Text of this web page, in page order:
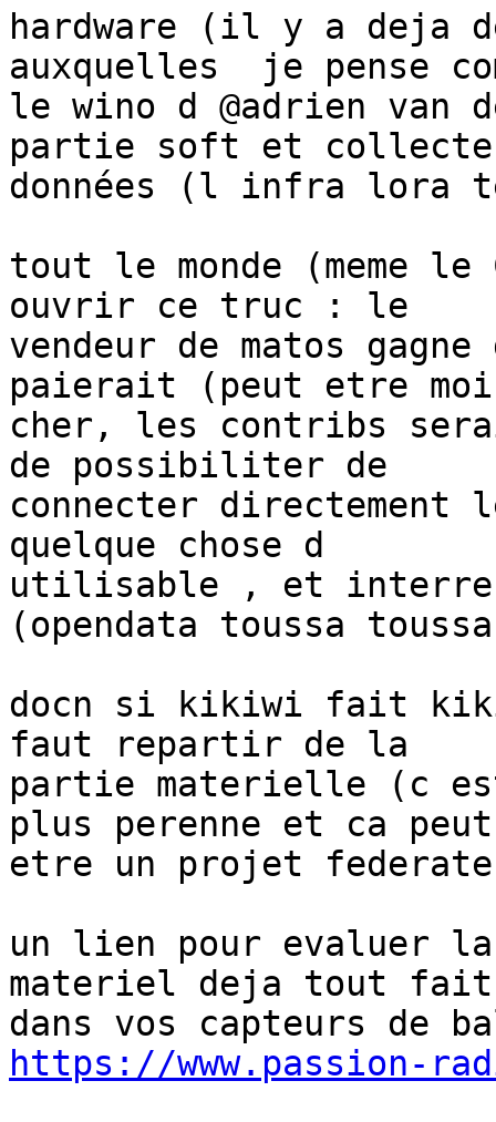
hardware (il y a deja
auxquelles  je pense
le wino d @adrien van
partie soft et
données (l infra lora
tout le monde (meme
ouvrir ce truc : le
vendeur de matos
paierait (peut etre
cher, les contribs
de possibiliter de
connecter directement
quelque chose d
utilisable , et
(opendata toussa
docn si kikiwi fait
faut repartir de la
partie materielle (c
plus perenne et ca
etre un projet
un lien pour evaluer
materiel deja tout
https://www.passion-